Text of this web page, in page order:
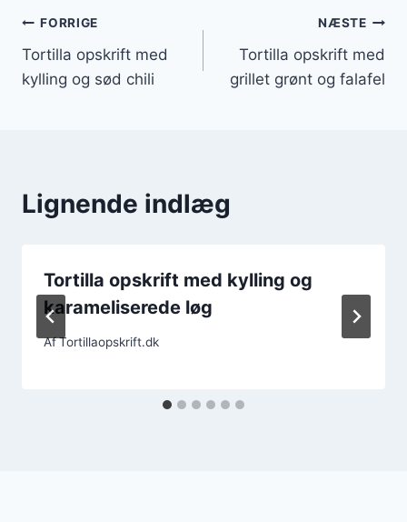
Indlægsnavigation
FORRIGE
Tortilla opskrift med
kylling og sød chili
NÆSTE
Tortilla opskrift med
grillet grønt og falafel
Lignende indlæg
Tortilla opskrift med kylling og
karameliserede løg
AfTortillaopskrift.dk